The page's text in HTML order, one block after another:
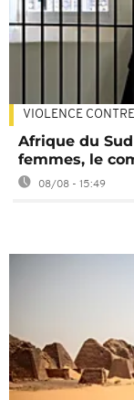
VIOLENCE
Afrique du
femmes, le
08/08 - 15:49